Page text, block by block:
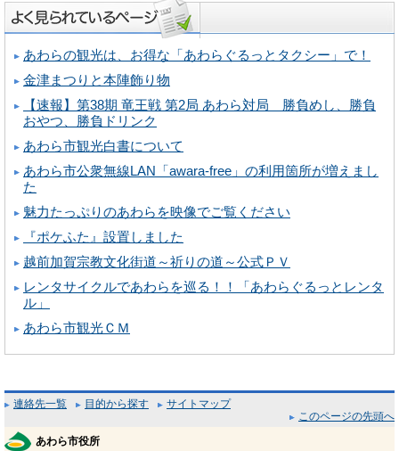
あわらの観光は、お得な「あわらぐるっとタクシー」で！
金津まつりと本陣飾り物
【速報】第38期 竜王戦 第2局 あわら対局 勝負めし、勝負
おやつ、勝負ドリンク
あわら市観光白書について
あわら市公衆無線LAN「awara-free」の利用箇所が増えまし
た
魅力たっぷりのあわらを映像でご覧ください
『ポケふた』設置しました
越前加賀宗教文化街道～祈りの道～公式ＰＶ
レンタサイクルであわらを巡る！！「あわらぐるっとレンタ
ル」
あわら市観光ＣＭ
連絡先一覧 目的から探す
サイトマップ
このページの先頭へ
あわら市役所